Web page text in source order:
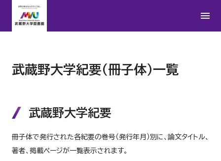
武蔵野大学紀要（冊子体）一覧
武蔵野大学紀要
冊子体で発行された各紀要の巻号（発行年月）別に、論文タイトル、
著者、掲載ページが一覧表示されます。